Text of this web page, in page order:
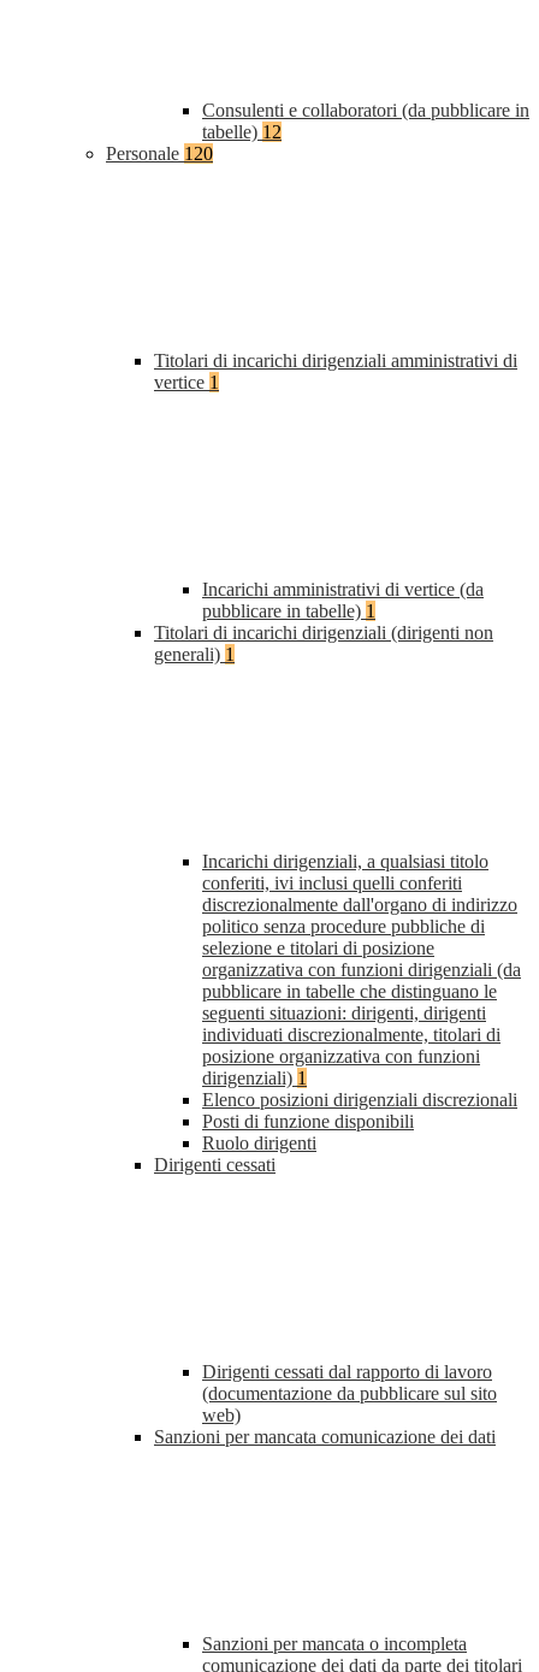
Consulenti e collaboratori (da pubblicare in
tabelle) 12
Personale 120
Titolari di incarichi dirigenziali amministrativi di
vertice 1
Incarichi amministrativi di vertice (da
pubblicare in tabelle) 1
Titolari di incarichi dirigenziali (dirigenti non
generali) 1
Incarichi dirigenziali, a qualsiasi titolo
conferiti, ivi inclusi quelli conferiti
discrezionalmente dall'organo di indirizzo
politico senza procedure pubbliche di
selezione e titolari di posizione
organizzativa con funzioni dirigenziali (da
pubblicare in tabelle che distinguano le
seguenti situazioni: dirigenti, dirigenti
individuati discrezionalmente, titolari di
posizione organizzativa con funzioni
dirigenziali) 1
Elenco posizioni dirigenziali discrezionali
Posti di funzione disponibili
Ruolo dirigenti
Dirigenti cessati
Dirigenti cessati dal rapporto di lavoro
(documentazione da pubblicare sul sito
web)
Sanzioni per mancata comunicazione dei dati
Sanzioni per mancata o incompleta
comunicazione dei dati da parte dei titolari